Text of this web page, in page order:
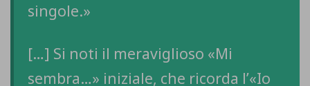
singole.»
[…] Si noti il meraviglioso «Mi
sembra…» iniziale, che ricorda l’«Io